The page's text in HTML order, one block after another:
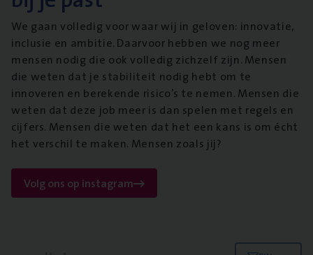
We gaan volledig voor waar wij in geloven: innovatie,
inclusie en ambitie. Daarvoor hebben we nog meer
mensen nodig die ook volledig zichzelf zijn. Mensen
die weten dat je stabiliteit nodig hebt om te
innoveren en berekende risico’s te nemen. Mensen die
weten dat deze job meer is dan spelen met regels en
cijfers. Mensen die weten dat het een kans is om écht
het verschil te maken. Mensen zoals jij?
Volg ons op instagram